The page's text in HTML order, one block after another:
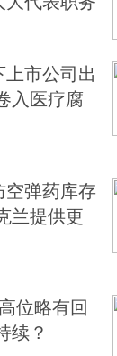
上市公司出
入医疗腐
空弹药库存
兰提供更
位略有回
续？